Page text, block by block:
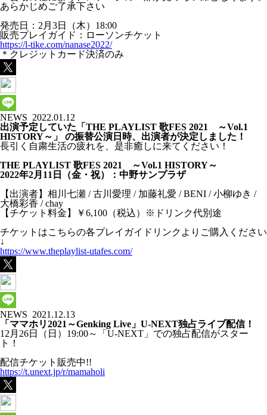
あらかじめご了承下さい
発売日：2月3日（木）18:00
販売プレイガイド：ローソンチケット
https://l-tike.com/nanase2022/
＊クレジットカード決済のみ
NEWS 2022.01.12
出演予定していた「THE PLAYLIST 歌FES 2021 ～Vol.1
HISTORY～」 の振替公演日時、出演者が決定しました！
長引く自粛生活の疲れを、是非癒しに来てください！
THE PLAYLIST 歌FES 2021 ～Vol.1 HISTORY～
2022年2月11日（金・祝）：中野サンプラザ
【出演者】相川七瀬 / 古川愛理 / 加藤礼愛 / BENI / 小柳ゆき /
大橋彩香 / chay
【チケット料金】​￥6,100（税込）※ドリンク代別途
チケットはこちらの各プレイガイドリンクよりご購入ください
↓
https://www.theplaylist-utafes.com/
NEWS 2021.12.13
「ママホリ2021～Genking Live」U-NEXT独占ライブ配信！
12月26日（日）19:00～「U-NEXT」での独占配信がスター
ト！
配信チケット販売中!!
https://t.unext.jp/r/mamaholi